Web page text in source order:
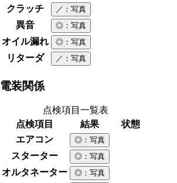
クラッチ ／ ：写真
異音 ◎ ：写真
オイル漏れ ◎ ：写真
リターダ ／ ：写真
電装関係
点検項目一覧表
点検項目
結果
状態
エアコン
◎ ：写真
スターター ◎ ：写真
オルタネーター ◎ ：写真